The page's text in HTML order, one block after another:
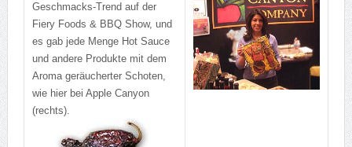
Geschmacks-Trend auf der
Fiery Foods & BBQ Show, und
es gab jede Menge Hot Sauce
und andere Produkte mit dem
Aroma geräucherter Schoten,
wie hier bei Apple Canyon
(rechts).